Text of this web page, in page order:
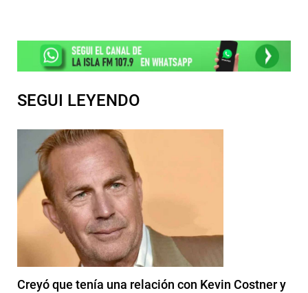
SEGUI LEYENDO
Creyó que tenía una relación con Kevin Costner y